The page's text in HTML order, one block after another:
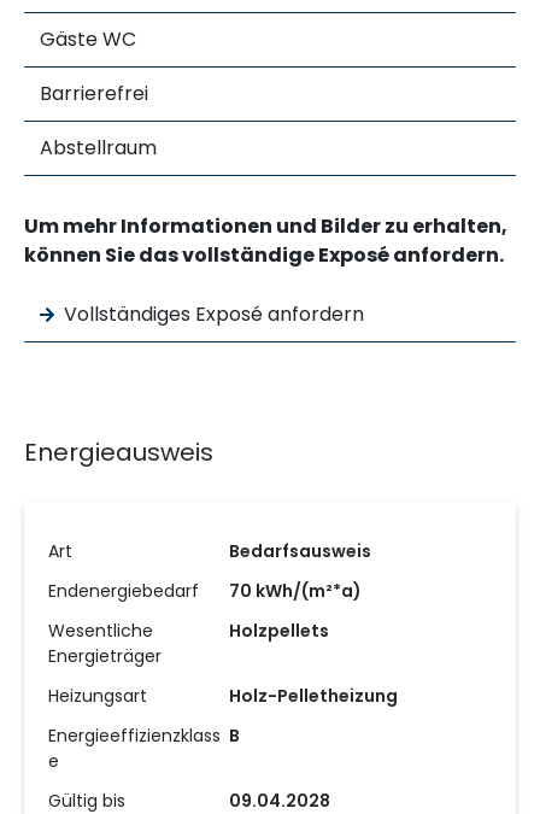
Gäste WC
Barrierefrei
Abstellraum
Um mehr Informationen und Bilder zu erhalten,
können Sie das vollständige Exposé anfordern.
Vollständiges Exposé anfordern
Energieausweis
Art
Bedarfsausweis
Endenergiebedarf
70 kWh/(m²*a)
Wesentliche
Energieträger
Holzpellets
Heizungsart
Holz-Pelletheizung
Energieeffizienzklass
e
B
Gültig bis
09.04.2028